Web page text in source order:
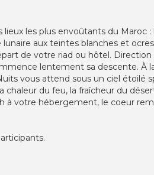
les plus envoûtants du Maroc
aux teintes blanches et
de votre riad ou hôtel.
lentement sa descente. À
vous attend sous un ciel étoilé
chaleur du feu, la fraîcheur du
votre hébergement, le coeur